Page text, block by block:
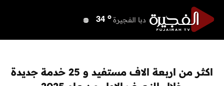
دبا الفجيرة 34 o
عجمان
40 o
اكثر من اربعة الاف مستفيد و 25 خدمة جديدة